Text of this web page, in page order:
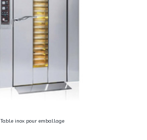
Table inox pour emballage